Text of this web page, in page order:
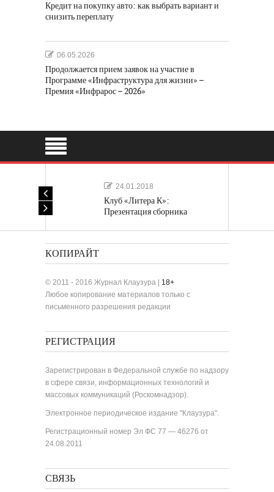
Кредит на покупку авто: как выбрать вариант и
снизить переплату
06.05.2026
Продолжается прием заявок на участие в
Программе «Инфраструктура для жизни» –
Премия «Инфрарос – 2026»
24.01.2018
Клуб «Литера К»:
Презентация сборника
КОПИРАЙТ
© 2011 - 2016 Журнал Клаузура | 18+
Любое копирование материалов только с
письменного разрешения редакции
РЕГИСТРАЦИЯ
Зарегистрирован в Федеральной службе по надзору
в сфере связи, информационных технологий и
массовых коммуникаций (Роскомнадзор).
Электронное периодическое издание "Клаузура".
Регистрационный номер Эл ФС 77 — 46276 от
24.08.2011
СВЯЗЬ